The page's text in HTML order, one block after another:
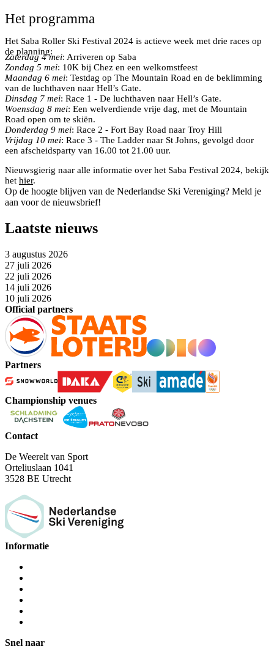
Het programma
Het Saba Roller Ski Festival 2024 is actieve week met drie races op
de planning:
Zaterdag 4 mei: Arriveren op Saba
Zondag 5 mei: 10K bij Chez en een welkomstfeest
Maandag 6 mei: Testdag op The Mountain Road en de beklimming
van de luchthaven naar Hell’s Gate.
Dinsdag 7 mei: Race 1 - De luchthaven naar Hell’s Gate.
Woensdag 8 mei: Een welverdiende vrije dag, met de Mountain
Road open om te skiën.
Donderdag 9 mei: Race 2 - Fort Bay Road naar Troy Hill
Vrijdag 10 mei: Race 3 - The Ladder naar St Johns, gevolgd door
een afscheidsparty van 16.00 tot 21.00 uur.
Nieuwsgierig naar alle informatie over het Saba Festival 2024, bekijk
het hier.
Op de hoogte blijven van de Nederlandse Ski Vereniging? Meld je
aan voor de nieuwsbrief!
Laatste nieuws
3 augustus 2026
27 juli 2026
22 juli 2026
14 juli 2026
10 juli 2026
Official partners
Partners
Championship venues
Contact
De Weerelt van Sport
Orteliuslaan 1041
3528 BE Utrecht
Informatie
Snel naar